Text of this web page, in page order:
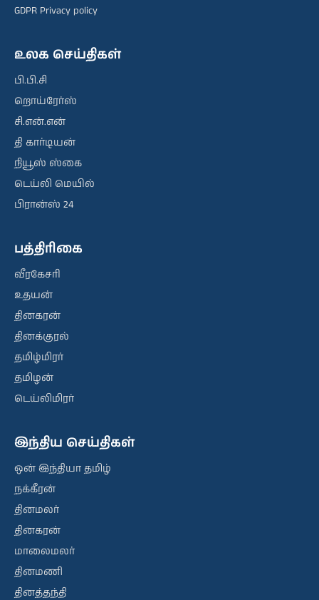
GDPR Privacy policy
உலக செய்திகள்
பி.பி.சி
றொய்ரேர்ஸ்
சி.என்.என்
தி கார்டியன்
நியூஸ் ஸ்கை
டெய்லி மெயில்
பிரான்ஸ் 24
பத்திரிகை
வீரகேசரி
உதயன்
தினகரன்
தினக்குரல்
தமிழ்மிரர்
தமிழன்
டெய்லிமிரர்
இந்திய செய்திகள்
ஒன் இந்தியா தமிழ்
நக்கீரன்
தினமலர்
தினகரன்
மாலைமலர்
தினமணி
தினத்தந்தி